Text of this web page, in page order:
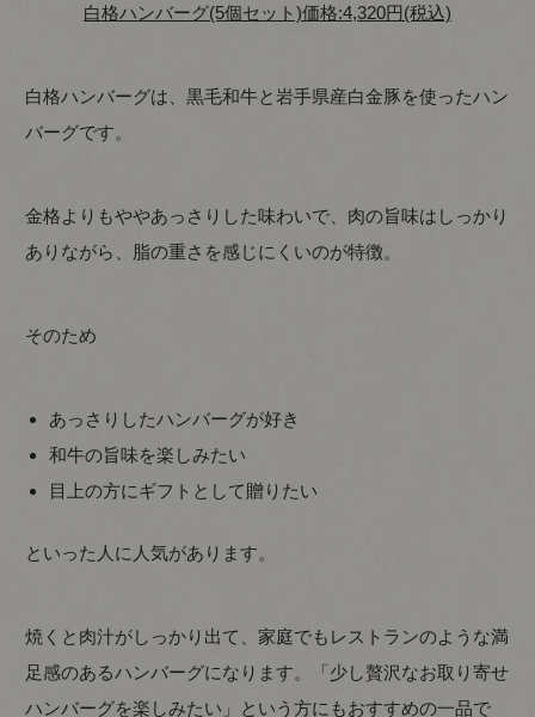
白格ハンバーグ(5個セット)価格:4,320円(税込)
白格ハンバーグは、黒毛和牛と岩手県産白金豚を使ったハン
バーグです。
金格よりもややあっさりした味わいで、肉の旨味はしっかり
ありながら、脂の重さを感じにくいのが特徴。
そのため
あっさりしたハンバーグが好き
和牛の旨味を楽しみたい
目上の方にギフトとして贈りたい
といった人に人気があります。
焼くと肉汁がしっかり出て、家庭でもレストランのような満
足感のあるハンバーグになります。「少し贅沢なお取り寄せ
ハンバーグを楽しみたい」という方にもおすすめの一品で